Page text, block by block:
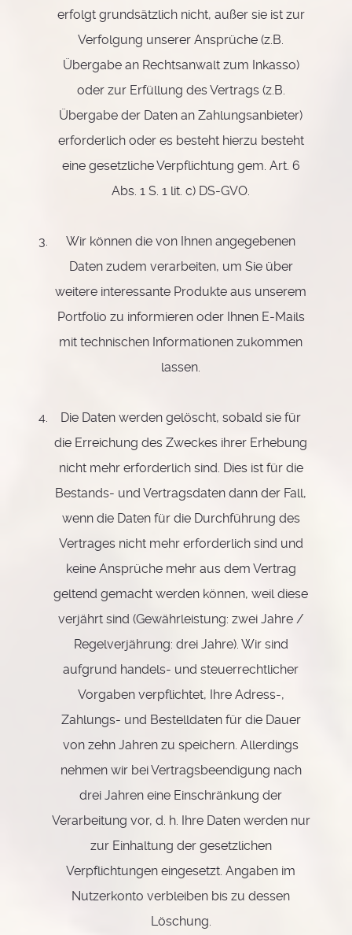
erfolgt grundsätzlich nicht, außer sie ist zur
Verfolgung unserer Ansprüche (z.B.
Übergabe an Rechtsanwalt zum Inkasso)
oder zur Erfüllung des Vertrags (z.B.
Übergabe der Daten an Zahlungsanbieter)
erforderlich oder es besteht hierzu besteht
eine gesetzliche Verpflichtung gem. Art. 6
Abs. 1 S. 1 lit. c) DS-GVO.
Wir können die von Ihnen angegebenen
Daten zudem verarbeiten, um Sie über
weitere interessante Produkte aus unserem
Portfolio zu informieren oder Ihnen E-Mails
mit technischen Informationen zukommen
lassen.
Die Daten werden gelöscht, sobald sie für
die Erreichung des Zweckes ihrer Erhebung
nicht mehr erforderlich sind. Dies ist für die
Bestands- und Vertragsdaten dann der Fall,
wenn die Daten für die Durchführung des
Vertrages nicht mehr erforderlich sind und
keine Ansprüche mehr aus dem Vertrag
geltend gemacht werden können, weil diese
verjährt sind (Gewährleistung: zwei Jahre /
Regelverjährung: drei Jahre). Wir sind
aufgrund handels- und steuerrechtlicher
Vorgaben verpflichtet, Ihre Adress-,
Zahlungs- und Bestelldaten für die Dauer
von zehn Jahren zu speichern. Allerdings
nehmen wir bei Vertragsbeendigung nach
drei Jahren eine Einschränkung der
Verarbeitung vor, d. h. Ihre Daten werden nur
zur Einhaltung der gesetzlichen
Verpflichtungen eingesetzt. Angaben im
Nutzerkonto verbleiben bis zu dessen
Löschung.